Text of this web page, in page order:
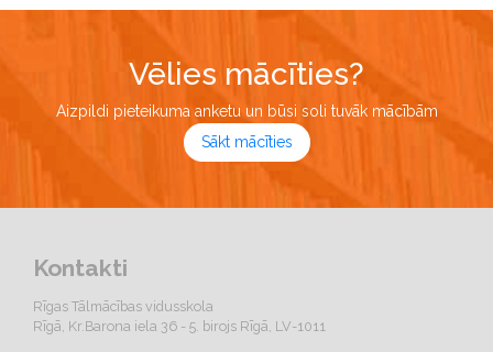
Vēlies mācīties?
Aizpildi pieteikuma anketu un būsi soli tuvāk mācībām
Sākt mācīties
Kontakti
Rīgas Tālmācības vidusskola
Rīgā, Kr.Barona iela 36 - 5. birojs Rīgā, LV-1011